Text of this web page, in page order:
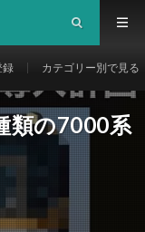
録 カテゴリー別で見る
類の7000系